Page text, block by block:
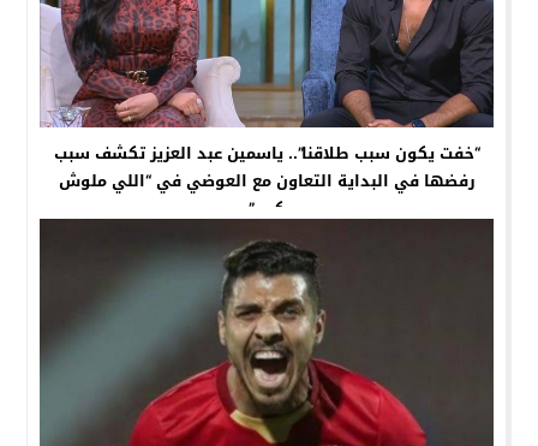
“خفت يكون سبب طلاقنا”.. ياسمين عبد العزيز تكشف سبب
رفضها في البداية التعاون مع العوضي في “اللي ملوش
كبير”